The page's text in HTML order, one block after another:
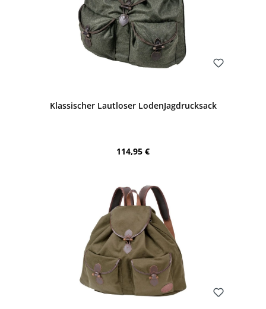
Klassischer Lautloser LodenJagdrucksack
Regulärer Preis:
114,95 €